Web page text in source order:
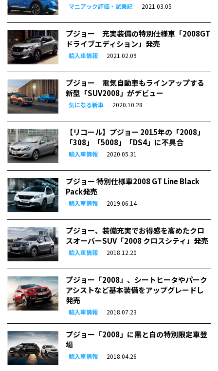
マニアック評価・試乗記 2021.03.05
プジョー 充実装備の特別仕様車「2008GT
ドライブエディション」発売
輸入車情報 2021.02.09
プジョー 電気自動車もラインアップする
新型「SUV2008」がデビュー
気になる新車 2020.10.28
【リコール】プジョー 2015年の「2008」
「308」「5008」「DS4」に不具合
輸入車情報 2020.05.31
プジョー 特別仕様車2008 GT Line Black
Pack発売
輸入車情報 2019.06.14
プジョー、装備充実でお得感を高めたクロ
スオーバーSUV「2008 クロスシティ」発売
輸入車情報 2018.12.20
プジョー「2008」、シートヒータやパーク
アシストなど基本装備をアップグレードし
発売
輸入車情報 2018.07.23
プジョー「2008」に黒と白の特別限定車登
場
輸入車情報 2018.04.26